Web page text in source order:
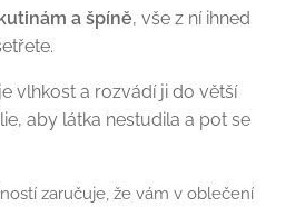
a špíně, vše z ní ihned
vlhkost a rozvádí ji do větší
aby látka nestudila a pot se
zaručuje, že vám v oblečení